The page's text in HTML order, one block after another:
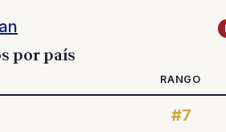
por país
RANGO
#7